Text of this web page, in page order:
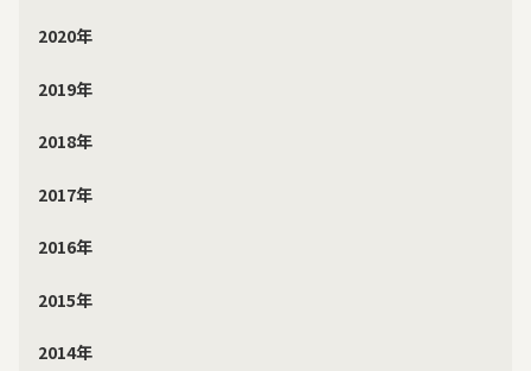
2020年
2019年
2018年
2017年
2016年
2015年
2014年